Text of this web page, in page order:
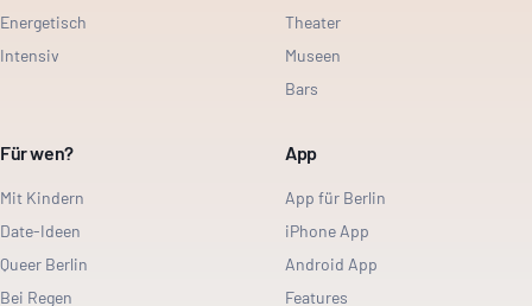
Energetisch
Intensiv
Theater
Museen
Bars
Für wen?
Mit Kindern
Date-Ideen
Queer Berlin
Bei Regen
App
App für Berlin
iPhone App
Android App
Features